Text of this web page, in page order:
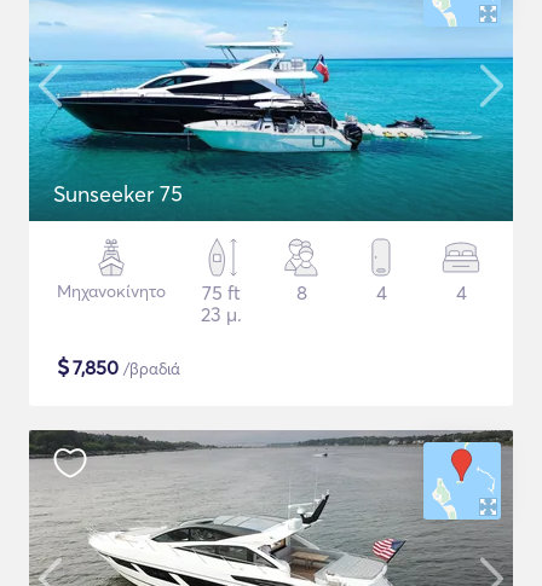
Sunseeker 75
Μηχανοκίνητο
75 ft
23 μ.
8 4 4
$7,850 /βραδιά